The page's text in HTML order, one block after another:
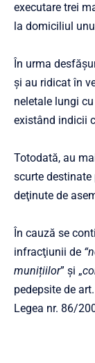
executare trei
la domiciliul
În urma
și au ridicat în
neletale lungi
existând indicii
Totodată, au
scurte
deţinute de
În cauză se
infracţiunii de
munițiilor” şi „
pedepsite de
Legea nr. 86/